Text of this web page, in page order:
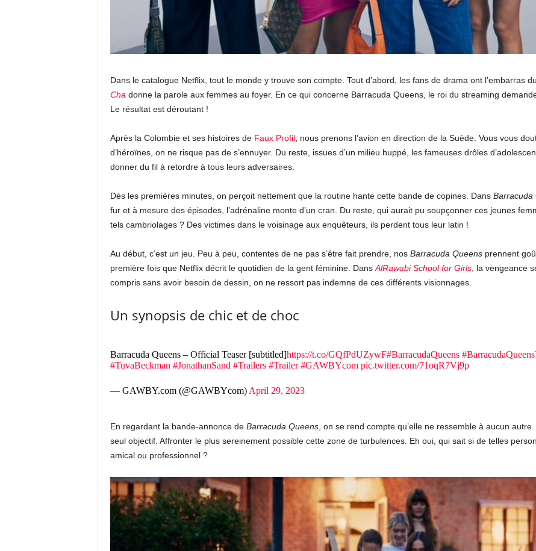
Dans le catalogue Netflix, tout le monde y trouve son compte. Tout d’abord, les fans de drama ont l’embarras
Chadonne la parole aux femmes au foyer. En ce qui concerne Barracuda Queens, le roi du streaming
Le résultat est déroutant !
Après la Colombie et ses histoires de Faux Profil, nous prenons l’avion en direction de la Suède. Vous vous
d’héroïnes, on ne risque pas de s’ennuyer. Du reste, issues d’un milieu huppé, les fameuses drôles
donner du fil à retordre à tous leurs adversaires.
Dès les premières minutes, on perçoit nettement que la routine hante cette bande de copines. Dans Barracuda
fur et à mesure des épisodes, l’adrénaline monte d’un cran. Du reste, qui aurait pu soupçonner ces jeunes
tels cambriolages ? Des victimes dans le voisinage aux enquêteurs, ils perdent tous leur latin !
Au début, c’est un jeu. Peu à peu, contentes de ne pas s’être fait prendre, nos Barracuda Queensprennent
première fois que Netflix décrit le quotidien de la gent féminine. DansAlRawabi School for Girls, la vengeance
compris sans avoir besoin de dessin, on ne ressort pas indemne de ces différents visionnages.
Un synopsis de chic et de choc
Barracuda Queens – Official Teaser [subtitled]https://t.co/GQfPdUZywF#BarracudaQueens
#TuvaBeckman #JonathanSand #Trailers #Trailer #GAWBYcom pic.twitter.com/71oqR7Vj9p
— GAWBY.com (@GAWBYcom) April 29, 2023
En regardant la bande-annonce de Barracuda Queens, on se rend compte qu’elle ne ressemble à aucun
seul objectif. Affronter le plus sereinement possible cette zone de turbulences. Eh oui, qui sait si de telles
amical ou professionnel ?